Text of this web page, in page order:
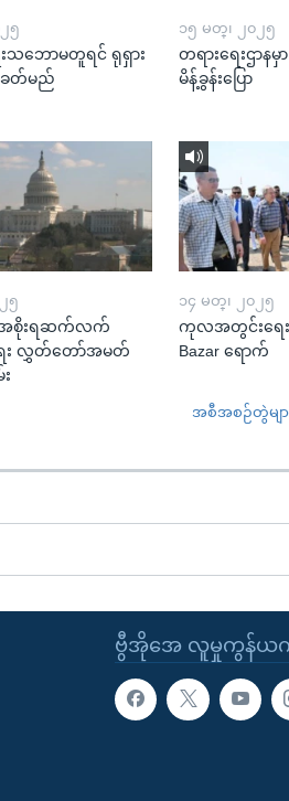
၅
သဘောမတူရင် ရုရှား
တ်မည်
၁၅ မတ္၊ ၂၀၂၅
တရားရေးဌာနမှ
မိန့်ခွန်းပြော
၅
စိုးရဆက်လက်
လွှတ်တော်အမတ်
၁၄ မတ္၊ ၂၀၂၅
ကုလအတွင်းရေးမှူ
Bazar ရောက်
အစီအစဉ်တွဲမျ
ဗွီအိုအေ လူမှုကွန်ယက်